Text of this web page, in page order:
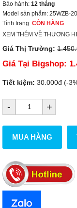
Bảo hành: 12 tháng
Model sản phẩm: 25WZB-
Tình trạng: CÒN HÀNG
XEM THÊM VỀ THƯƠNG
Giá Thị Trường:
Giá Tại Bigshop:
Tiết kiệm: 30.000đ (-
- +
MUA HÀNG